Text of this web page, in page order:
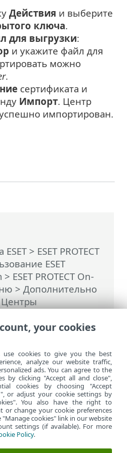
> ESET PROTECT
ESET
> ESET PROTECT On-
> Дополнительно
Центры
Действия и выберите
ключа.
для выгрузки:
и укажите файл для
можно
.
сертификата и
Импорт. Центр
импортирован.
для ПК
your cookies
use cookies to give you the best
analyze our website traffic,
ads. You can agree to the
by clicking "Accept all and close",
cookies by choosing "Accept
or adjust your cookie settings by
You also have the right to
or change your cookie preferences
cookies" link in our website
settings (if available). For more
Policy.